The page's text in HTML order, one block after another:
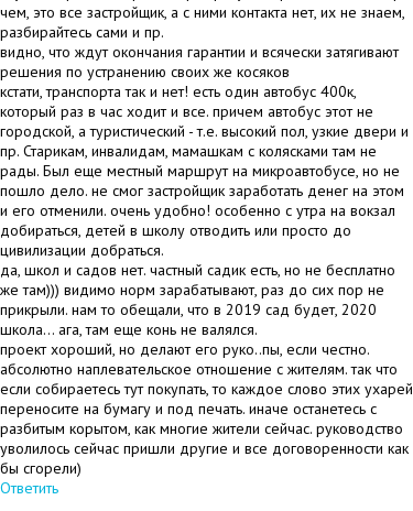
чем, это все застройщик, а с ними контакта нет, их не знаем,
разбирайтесь сами и пр.
видно, что ждут окончания гарантии и всячески затягивают
решения по устранению своих же косяков
кстати, транспорта так и нет! есть один автобус 400к,
который раз в час ходит и все. причем автобус этот не
городской, а туристический - т.е. высокий пол, узкие двери и
пр. Старикам, инвалидам, мамашкам с колясками там не
рады. Был еще местный маршрут на микроавтобусе, но не
пошло дело. не смог застройщик заработать денег на этом
и его отменили. очень удобно! особенно с утра на вокзал
добираться, детей в школу отводить или просто до
цивилизации добраться.
да, школ и садов нет. частный садик есть, но не бесплатно
же там))) видимо норм зарабатывают, раз до сих пор не
прикрыли. нам то обещали, что в 2019 сад будет, 2020
школа... ага, там еще конь не валялся.
проект хороший, но делают его руко..пы, если честно.
абсолютно наплевательское отношение с жителям. так что
если собираетесь тут покупать, то каждое слово этих ухарей
переносите на бумагу и под печать. иначе останетесь с
разбитым корытом, как многие жители сейчас. руководство
уволилось сейчас пришли другие и все договоренности как
бы сгорели)
Ответить